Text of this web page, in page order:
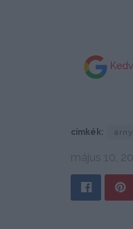
címkék:
május 10,